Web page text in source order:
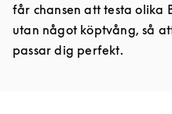
får chansen att testa olika
utan något köptvång, så
passar dig perfekt.